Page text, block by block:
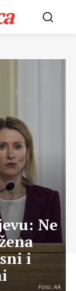
Foto: AA
Ne
i